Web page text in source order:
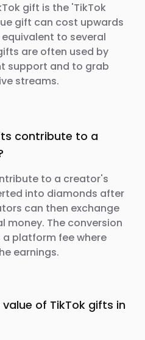
gift is the 'TikTok
gift can cost upwards
to several
are often used by
support and to grab
streams.
contribute to a
to a creator's
into diamonds after
can then exchange
money. The conversion
a platform fee where
earnings.
of TikTok gifts in